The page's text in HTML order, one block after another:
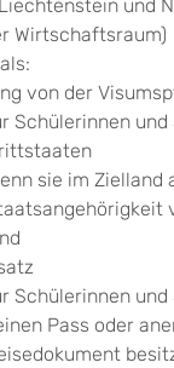
und
Wirtschaftsraum)
von der
Schülerinnen und
sie im Zielland
Schülerinnen und
Pass oder